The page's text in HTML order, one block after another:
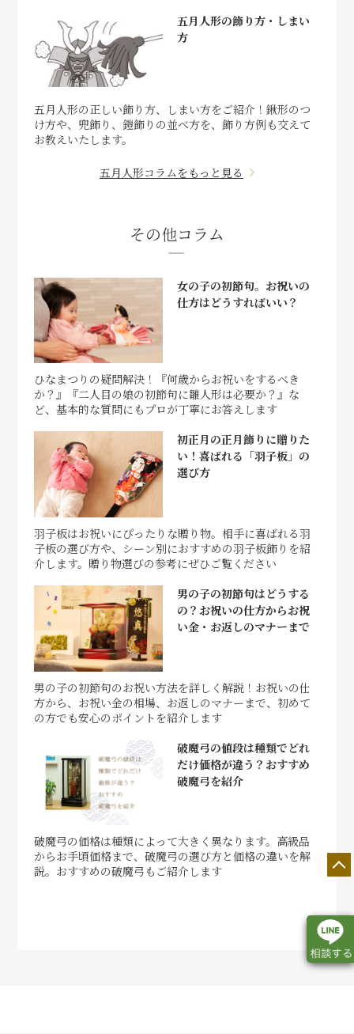
五月人形の飾り方・しまい
方
五月人形の正しい飾り方、しまい方をご紹介！鍬形のつ
け方や、兜飾り、鎧飾りの並べ方を、飾り方例も交えて
お教えいたします。
五月人形コラムをもっと見る
その他コラム
女の子の初節句。お祝いの
仕方はどうすればいい？
ひなまつりの疑問解決！『何歳からお祝いをするべき
か？』『二人目の娘の初節句に雛人形は必要か？』な
ど、基本的な質問にもプロが丁寧にお答えします
初正月の正月飾りに贈りた
い！喜ばれる「羽子板」の
選び方
羽子板はお祝いにぴったりな贈り物。相手に喜ばれる羽
子板の選び方や、シーン別におすすめの羽子板飾りを紹
介します。贈り物選びの参考にぜひご覧ください
男の子の初節句はどうする
の？お祝いの仕方からお祝
い金・お返しのマナーまで
男の子の初節句のお祝い方法を詳しく解説！お祝いの仕
方から、お祝い金の相場、お返しのマナーまで、初めて
の方でも安心のポイントを紹介します
破魔弓の値段は種類でどれ
だけ価格が違う？おすすめ
破魔弓を紹介
破魔弓の価格は種類によって大きく異なります。高級品
からお手頃価格まで、破魔弓の選び方と価格の違いを解
説。おすすめの破魔弓もご紹介します